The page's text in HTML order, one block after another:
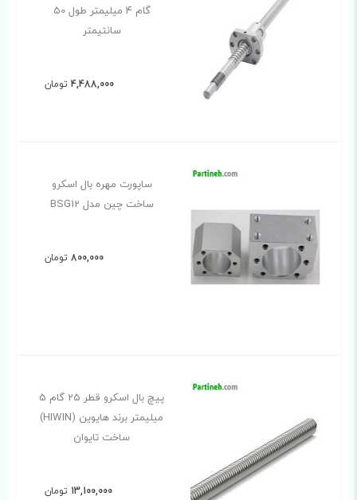
گام 4 میلیمتر طول 50
سانتیمتر
4,488,000 تومان
ساپورت مهره بال اسکرو
ساخت چین مدل BSG12
800,000 تومان
پیچ بال اسکرو قطر 25 گام 5
میلیمتر برند هایوین (HIWIN)
ساخت تایوان
13,100,000 تومان